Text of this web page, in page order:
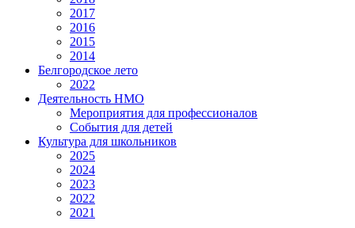
2017
2016
2015
2014
Белгородское лето
2022
Деятельность НМО
Мероприятия для профессионалов
События для детей
Культура для школьников
2025
2024
2023
2022
2021